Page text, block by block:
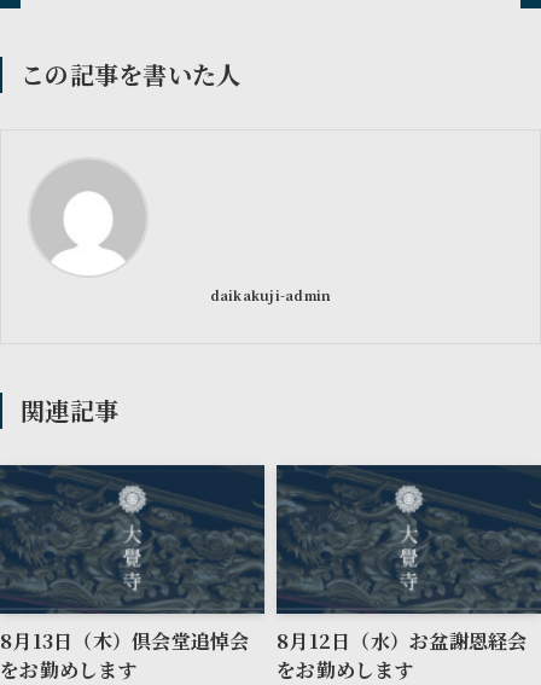
この記事を書いた人
daikakuji-admin
関連記事
8月13日（木）倶会堂追悼会
をお勤めします
8月12日（水）お盆謝恩経会
をお勤めします